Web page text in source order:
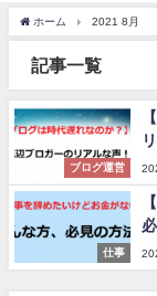
ホーム 2021 8月
記事一覧
ブログ運営
仕事